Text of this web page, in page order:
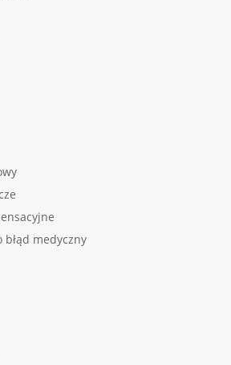
medyczny